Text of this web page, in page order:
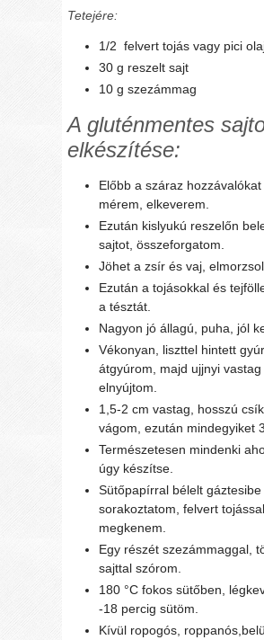
Tetejére:
1/2 felvert tojás vagy pici
30 g reszelt sajt
10 g szezámmag
A gluténmentes
elkészítése:
Előbb a száraz
mérem, elkeverem.
Ezután kislyukú reszelőn
sajtot, összeforgatom.
Jöhet a zsír és vaj,
Ezután a tojásokkal és
a tésztát.
Nagyon jó állagú, puha, jól
Vékonyan, liszttel hintett
átgyúrom, majd ujjnyi
elnyújtom.
1,5-2 cm vastag, hosszú
vágom, ezután mindegyiket
Természetesen mindenki
úgy készítse.
Sütőpapírral bélelt gáztesibe
sorakoztatom, felvert tojással
megkenem.
Egy részét szezámmaggal,
sajttal szórom.
180 °C fokos sütőben,
-18 percig sütöm.
Kívül ropogós,